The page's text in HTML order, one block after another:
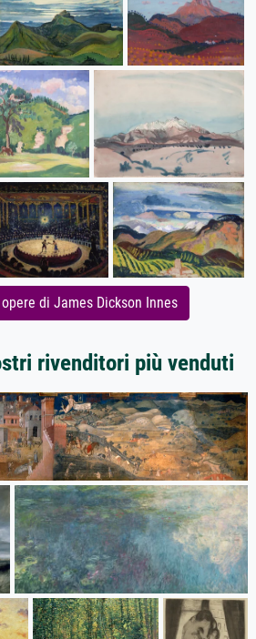
di James Dickson Innes
rivenditori più venduti